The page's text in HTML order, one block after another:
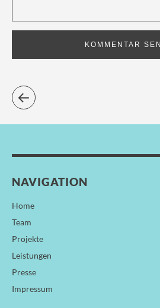
NAVIGATION
Home
Team
Projekte
Leistungen
Presse
Impressum